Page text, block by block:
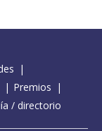
Premios
/ directorio